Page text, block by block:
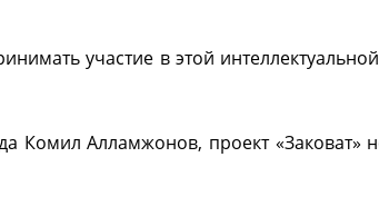
участие в этой
Комил Алламжонов, проект «Заковат»